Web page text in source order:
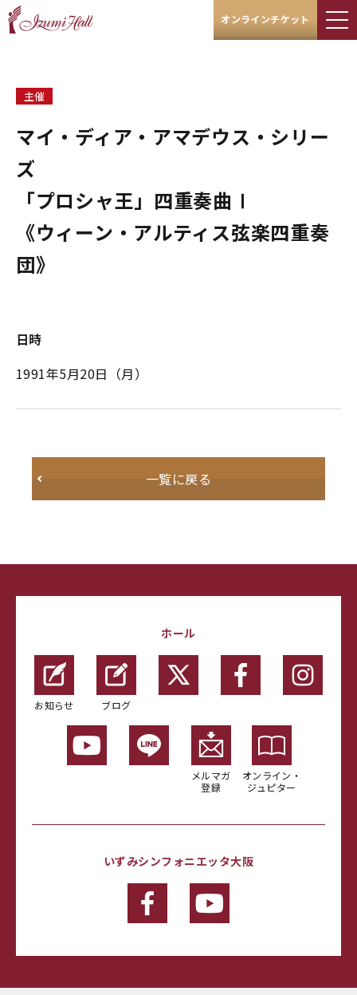
オンラインチケット
主催
マイ・ディア・アマデウス・シリー
ズ
「プロシャ王」四重奏曲Ⅰ
《ウィーン・アルティス弦楽四重奏
団》
日時
1991年5月20日（月）
一覧に戻る
ホール
お知らせ ブログ
メルマガ
登録
オンライン・
ジュピター
いずみシンフォニエッタ大阪